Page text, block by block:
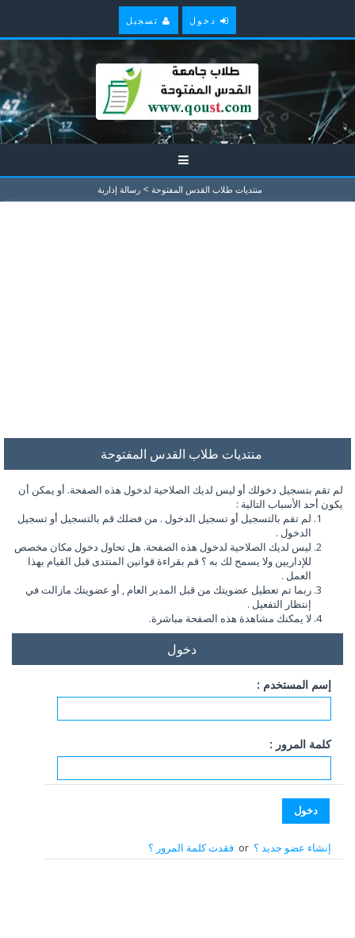
دخول تسجيل
منتديات طلاب القدس المفتوحة > رسالة إدارية
منتديات طلاب القدس المفتوحة
لم تقم بتسجيل دخولك أو ليس لديك الصلاحية لدخول هذه الصفحة. أو يمكن أن
يكون أحد الأسباب التالية :
لم تقم بالتسجيل أو تسجيل الدخول . من فضلك قم بالتسجيل أو تسجيل
الدخول .
ليس لديك الصلاحية لدخول هذه الصفحة. هل تحاول دخول مكان مخصص
للإداريين ولا يسمح لك به ؟ قم بقراءة قوانين المنتدى قبل القيام بهذا
العمل .
ربما تم تعطيل عضويتك من قبل المدير العام , أو عضويتك مازالت في
إنتظار التفعيل .
لا يمكنك مشاهدة هذه الصفحة مباشرة.
دخول
إسم المستخدم :
كلمة المرور :
إنشاء عضو جديد ؟or فقدت كلمة المرور ؟